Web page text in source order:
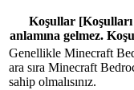
Koşullar [Koşulları
anlamına gelmez.
Genellikle Minecraft
ara sıra Minecraft
sahip olmalısınız.